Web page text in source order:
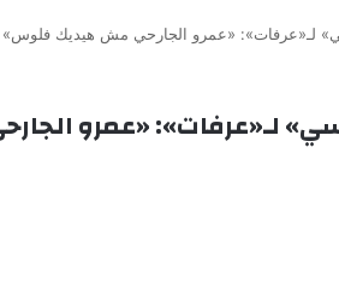
لـ«عرفات»: «عمرو الجارحي مش هيديك فلوس»
لـ«عرفات»: «عمرو